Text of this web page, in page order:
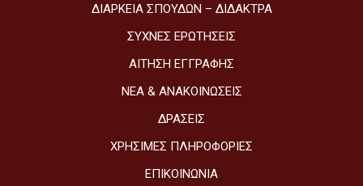
ΔΙΆΡΚΕΙΑ ΣΠΟΥΔΏΝ – ΔΊΔΑΚΤΡΑ
ΣΥΧΝΈΣ ΕΡΩΤΉΣΕΙΣ
ΑΊΤΗΣΗ ΕΓΓΡΑΦΉΣ
ΝΈΑ & ΑΝΑΚΟΙΝΏΣΕΙΣ
ΔΡΆΣΕΙΣ
ΧΡΉΣΙΜΕΣ ΠΛΗΡΟΦΟΡΊΕΣ
ΕΠΙΚΟΙΝΩΝΊΑ